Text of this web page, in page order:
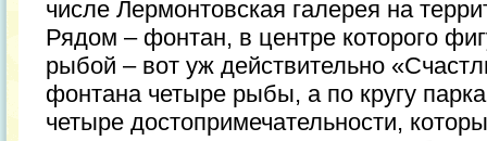
числе Лермонтовская галерея на
Рядом – фонтан, в центре которого
рыбой – вот уж действительно
фонтана четыре рыбы, а по кругу
четыре достопримечательности,